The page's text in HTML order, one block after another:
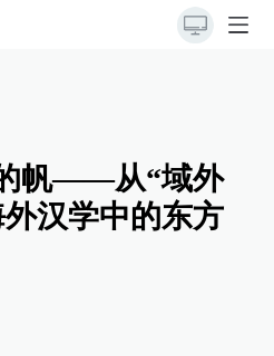
帆——从“域外
汉学中的东方